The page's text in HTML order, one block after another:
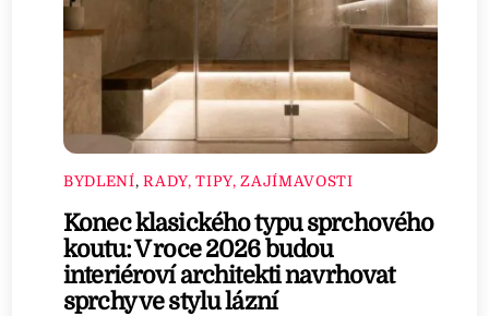
BYDLENÍ,RADY, TIPY, ZAJÍMAVOSTI
Konec klasického typu sprchového
koutu: V roce 2026 budou
interiéroví architekti navrhovat
sprchy ve stylu lázní